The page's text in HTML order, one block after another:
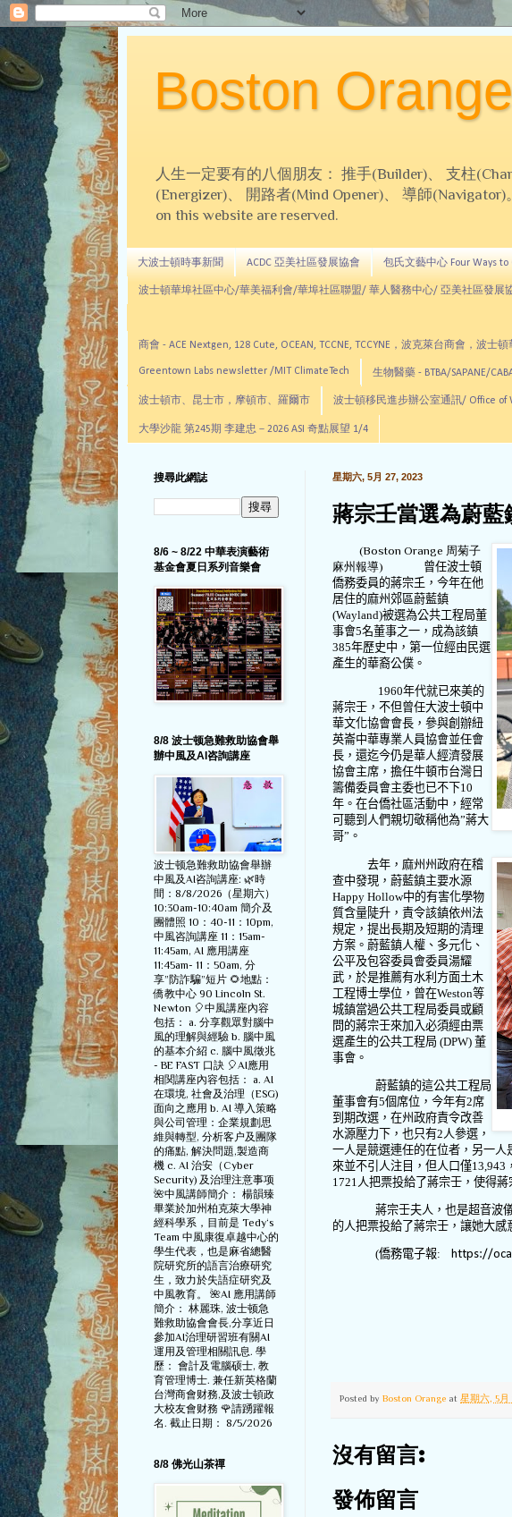
Boston
人生一定要有的八個朋友： 推手(Builder)、 支柱
(Energizer)、 開路者(Mind Opener)、 導師
on this website are reserved.
大波士頓時事新聞 ACDC 亞美社區發展協會 包氏文藝中心 Four Ways
波士頓華埠社區中心/華美福利會/華埠社區聯盟/ 華人醫務中心/ 亞美社區發展
商會 - ACE Nextgen, 128 Cute, OCEAN, TCCNE, TCCYNE，波克萊台商會，波士
Greentown Labs newsletter /MIT ClimateTech 生物醫藥 - BTBA/SAPANE/
波士頓市、昆士市，摩頓市、羅爾市 波士頓移民進步辦公室通訊/ Office of
大學沙龍 第245期 李建忠－2026 ASI 奇點展望 1/4
星期六, 5月 27, 2023
蔣宗壬當選為蔚藍
(Boston Orange 周菊子
麻州報導)
曾任波士頓
僑務委員的蔣宗𡈼 ，今年在他
居住的麻州郊區蔚藍鎮
(Wayland)被選為公共工程局董
事會5名董事之一，成為該鎮
385年歷史中，第一位經由民選
產生的華裔公僕。
1960年代就已來美的
蔣宗壬，不但曾任大波士頓中
華文化協會會長，參與創辦紐
英崙中華專業人員協會並任會
長，還迄今仍是華人經濟發展
協會主席， 擔任牛頓市台灣日
籌備委員會主委也已不下10
年。在台僑社區活動中，經常
可聽到人們親切敬稱他為”蔣大
哥” 。
去年，麻州州政府在稽
查中發現，蔚藍鎮主要水源
Happy Hollow中的有害化學物
質含量陡升，責令該鎮依州法
規定，提出長期及短期的清理
方案。蔚藍鎮人權、多元化、
公平及包容委員會委員湯耀
武，於是推薦有水利方面土木
工程博士學位，曾在Weston等
城鎮當過公共工程局委員或顧
問的蔣宗壬來加入必須經由票
選產生的公共工程局 (DPW) 董
事會。
蔚藍鎮的這公共工程局
董事會有5個席位，今年有2席
到期改選，在州政府責令改善
水源壓力下，也只有2人參選 ，
一人是競選連任的在位者，另一
來並不引人注目，但人口僅13,943
1721 人把票投給了蔣宗壬，使得
蔣宗壬夫人，也是超音波
的人把票投給了蔣宗壬，讓她大感
(僑務電子報: https://
Posted by Boston Orange at 星期六, 5月
沒有留言:
發佈留言
搜尋此網誌
8/6 ~ 8/22 中華表演藝術
基金會夏日系列音樂會
8/8 波士顿急難救助協會舉
辦中風及AI咨詢講座
波士顿急難救助協會舉辦
中風及AI咨詢講座: 🌿時
間：8/8/2026（星期六）
10:30am-10:40am 簡介及
團體照 10：40-11：10pm,
中風咨詢講座 11：15am-
11:45am, AI 應用講座
11:45am- 11：50am, 分
享”防詐騙”短片 🌻地點：
僑教中心 90 Lincoln St.
Newton 🎈中風講座內容
包括： a. 分享觀眾對腦中
風的理解與經驗 b. 腦中風
的基本介紹 c. 腦中風徵兆
- BE FAST 口訣 🎈AI應用
相関講座內容包括： a. AI
在環境, 社會及治理（ESG)
面向之應用 b. AI 導入策略
與公司管理：企業規劃思
維與轉型, 分析客户及團隊
的痛點, 解決問題,製造商
機 c. AI 治安（Cyber
Security) 及治理注意事项
🌺中風講師簡介： 楊韻臻
畢業於加州柏克萊大學神
經科學系，目前是 Tedy‘s
Team 中風康復卓越中心的
學生代表，也是麻省總醫
院研究所的語言治療研究
生，致力於失語症研究及
中風教育。 🌺AI 應用講師
簡介： 林麗珠, 波士顿急
難救助協會會長,分享近日
參加AI治理研習班有關AI
運用及管理相關訊息. 學
歷： 會計及電腦硕士, 教
育管理博士. 兼任新英格蘭
台灣商會财務,及波士頓政
大校友會财務 🌹請踴躍報
名. 截止日期： 8/5/2026
8/8 佛光山茶禪